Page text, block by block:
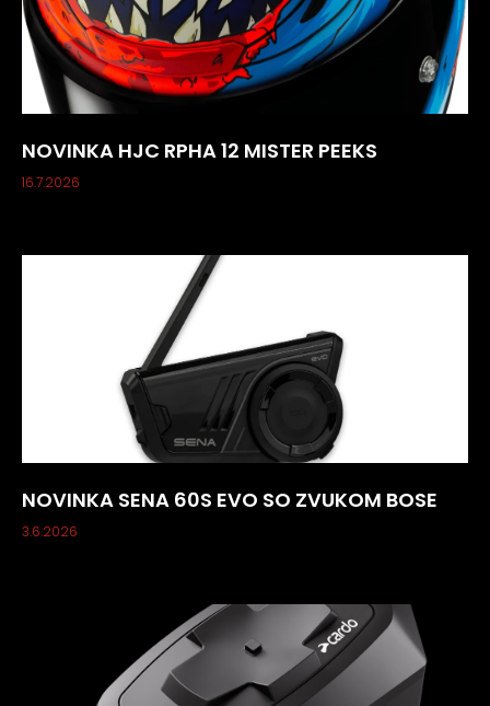
NOVINKA HJC RPHA 12 MISTER PEEKS
16.7.2026
NOVINKA SENA 60S EVO SO ZVUKOM BOSE
3.6.2026